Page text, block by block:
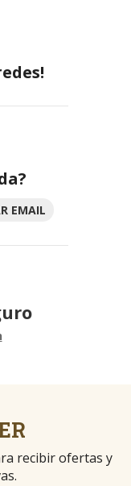
EMAIL
recibir ofertas y